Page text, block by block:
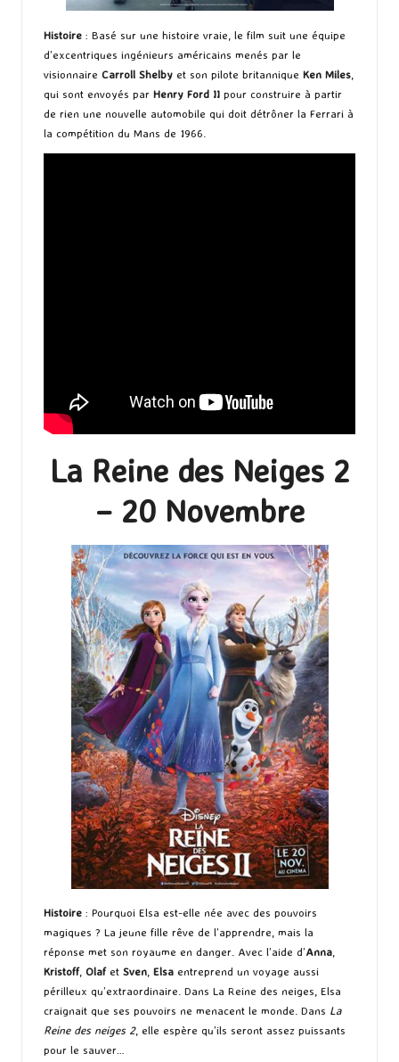
Histoire : Basé sur une histoire vraie, le film suit une équipe
d’excentriques ingénieurs américains menés par le
visionnaire Carroll Shelby et son pilote britannique Ken Miles,
qui sont envoyés par Henry Ford II pour construire à partir
de rien une nouvelle automobile qui doit détrôner la Ferrari à
la compétition du Mans de 1966.
La Reine des Neiges 2
– 20 Novembre
Histoire : Pourquoi Elsa est-elle née avec des pouvoirs
magiques ? La jeune fille rêve de l’apprendre, mais la
réponse met son royaume en danger. Avec l’aide d’Anna,
Kristoff, Olafet Sven, Elsa entreprend un voyage aussi
périlleux qu’extraordinaire. Dans La Reine des neiges, Elsa
craignait que ses pouvoirs ne menacent le monde. Dans La
Reine des neiges 2, elle espère qu’ils seront assez puissants
pour le sauver…